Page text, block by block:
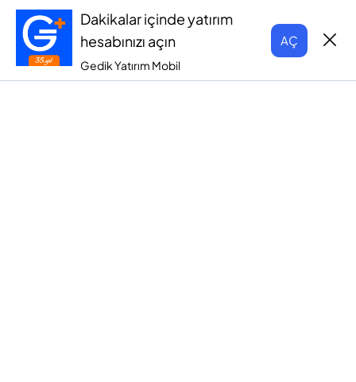
Dakikalar içinde yatırım
hesabınızı açın
Gedik Yatırım Mobil
AÇ